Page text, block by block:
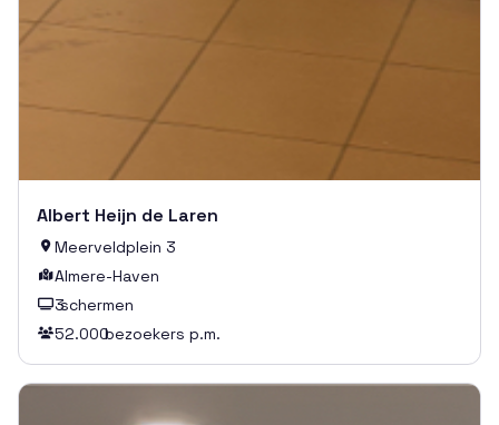
Albert Heijn de Laren
 Meerveldplein 3
Almere-Haven
3schermen
52.000bezoekers p.m.